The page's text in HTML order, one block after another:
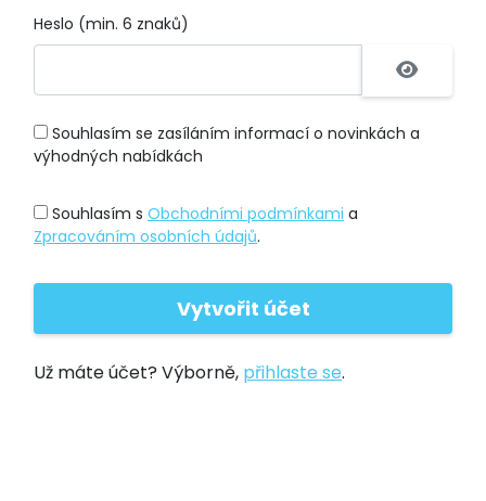
Heslo (min. 6 znaků)
Souhlasím se zasíláním informací o novinkách a
výhodných nabídkách
Souhlasím s Obchodními podmínkami a
Zpracováním osobních údajů.
Už máte účet? Výborně, přihlaste se.